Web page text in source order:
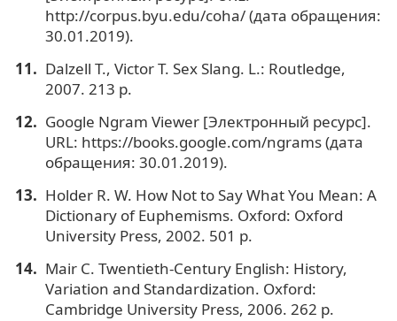
http://corpus.byu.edu/coha/ (дата обращения:
30.01.2019).
Dalzell T., Victor T. Sex Slang. L.: Routledge,
2007. 213 p.
Google Ngram Viewer [Электронный ресурс].
URL: https://books.google.com/ngrams (дата
обращения: 30.01.2019).
Holder R. W. How Not to Say What You Mean: A
Dictionary of Euphemisms. Oxford: Oxford
University Press, 2002. 501 p.
Mair C. Twentieth-Century English: History,
Variation and Standardization. Oxford:
Cambridge University Press, 2006. 262 p.